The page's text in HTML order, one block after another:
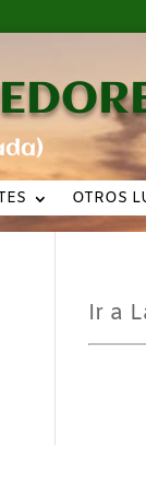
OTROS
Ir a